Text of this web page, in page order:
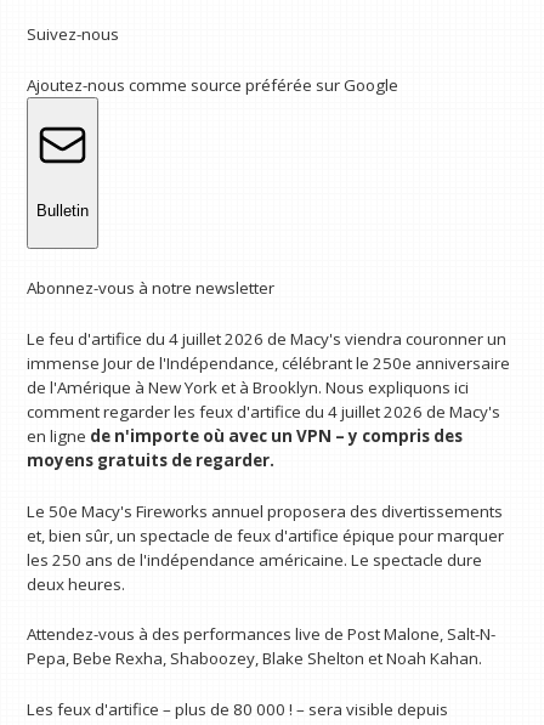
Suivez-nous
Ajoutez-nous comme source préférée sur Google
Bulletin
Abonnez-vous à notre newsletter
Le feu d'artifice du 4 juillet 2026 de Macy's viendra couronner un
immense Jour de l'Indépendance, célébrant le 250e anniversaire
de l'Amérique à New York et à Brooklyn. Nous expliquons ici
comment regarder les feux d'artifice du 4 juillet 2026 de Macy's
en ligne de n'importe où avec un VPN – y compris des
moyens gratuits de regarder.
Le 50e Macy's Fireworks annuel proposera des divertissements
et, bien sûr, un spectacle de feux d'artifice épique pour marquer
les 250 ans de l'indépendance américaine. Le spectacle dure
deux heures.
Attendez-vous à des performances live de Post Malone, Salt-N-
Pepa, Bebe Rexha, Shaboozey, Blake Shelton et Noah Kahan.
Les feux d'artifice – plus de 80 000 ! – sera visible depuis